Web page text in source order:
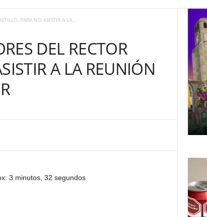
PARA NO ASISTIR A LA...
DEL RECTOR
A LA REUNIÓN
3 minutos, 32 segundos